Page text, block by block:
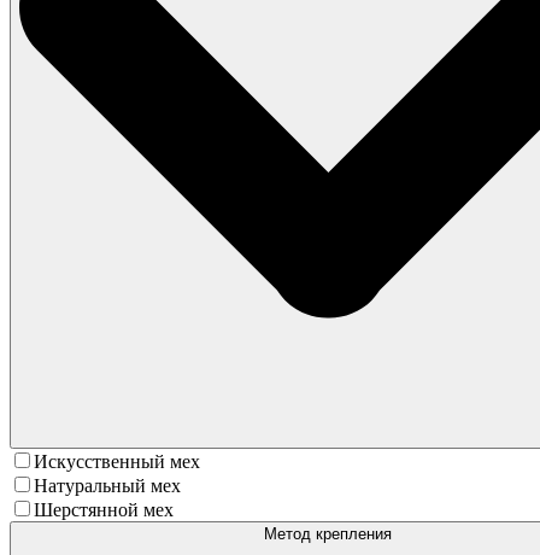
Искусственный мех
Натуральный мех
Шерстянной мех